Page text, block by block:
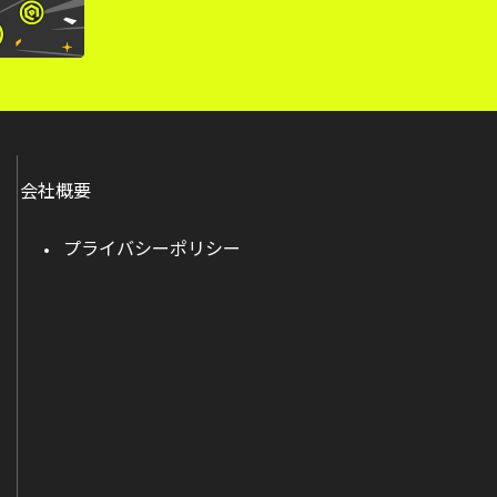
会社概要
プライバシーポリシー